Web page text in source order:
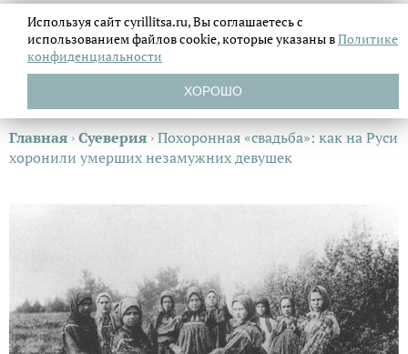
Главная ›Суеверия ›Похоронная «свадьба»: как на Руси
хоронили умерших незамужних девушек
Используя сайт cyrillitsa.ru, Вы соглашаетесь с
использованием файловcookie, которые указаны вПолитике
конфиденциальности
ХОРОШО